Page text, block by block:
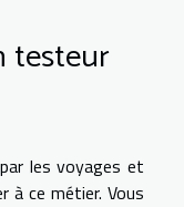
testeur
les voyages et
à ce métier. Vous